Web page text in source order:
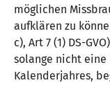
möglichen
aufklären zu
c), Art 7 (1) DS-
solange nicht eine
Kalenderjahres,